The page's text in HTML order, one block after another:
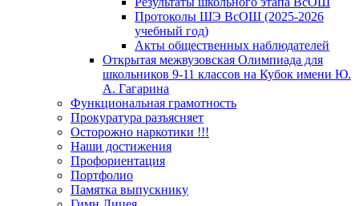
Протоколы ШЭ ВсОШ (2025-2026
учебный год)
Акты общественных наблюдателей
Открытая межвузовская Олимпиада для
школьников 9-11 классов на Кубок имени Ю.
А. Гагарина
Функциональная грамотность
Прокуратура разъясняет
Осторожно наркотики !!!
Наши достижения
Профориентация
Портфолио
Памятка выпускнику